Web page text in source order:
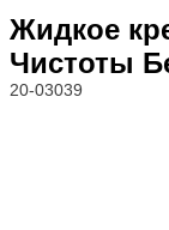
Жидкое
Чистоты
20-03039